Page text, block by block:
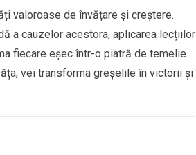
valoroase de învățare și creștere.
a cauzelor acestora, aplicarea lecțiilor
fiecare eșec într-o piatră de temelie
vei transforma greșelile în victorii și